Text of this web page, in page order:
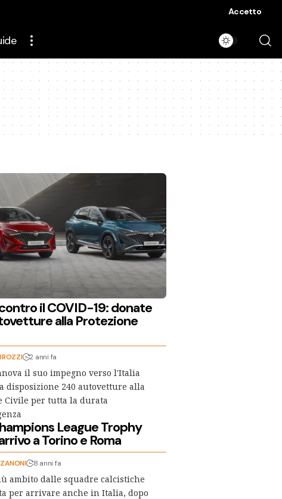
Accetto
il COVID-19: donate
alla Protezione
2 anni fa
il suo impegno verso l'Italia
disposizione 240 autovetture alla
Civile per tutta la durata
League Trophy
a Torino e Roma
8 anni fa
ambito dalle squadre calcistiche
per arrivare anche in Italia, dopo